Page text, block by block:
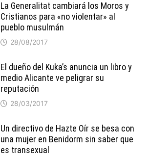
La Generalitat cambiará los Moros y
Cristianos para «no violentar» al
pueblo musulmán
28/08/2017
El dueño del Kuka’s anuncia un libro y
medio Alicante ve peligrar su
reputación
28/03/2017
Un directivo de Hazte Oír se besa con
una mujer en Benidorm sin saber que
es transexual